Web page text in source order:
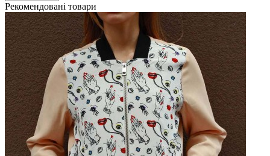
Рекомендовані товари